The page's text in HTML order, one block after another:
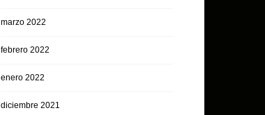
marzo 2022
febrero 2022
enero 2022
diciembre 2021